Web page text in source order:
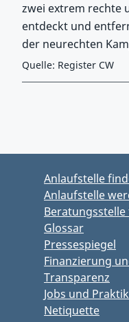
zwei extrem rechte
entdeckt und
der neurechten
Quelle: Register CW
Anlaufstelle
Anlaufstelle
Glossar
Pressespiegel
Finanzierung
Transparenz
Jobs und
Netiquette